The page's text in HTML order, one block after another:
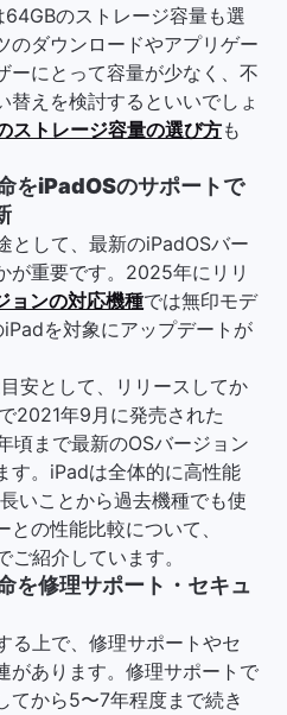
のストレージ容量も選
のダウンロードやアプリゲー
ーにとって容量が少なく、不
替えを検討するといいでしょ
ストレージ容量の選び方も
をiPadOSのサポートで
として、最新のiPadOSバー
が重要です。2025年にリリ
ョンの対応機種では無印モデ
を対象にアップデートが
安として、リリースしてか
2021年9月に発売された
頃まで最新のOSバージョン
す。iPadは全体的に高性能
いことから過去機種でも使
の性能比較について、
ご紹介しています。
を修理サポート・セキュ
る上で、修理サポートやセ
があります。修理サポートで
てから5〜7年程度まで続き